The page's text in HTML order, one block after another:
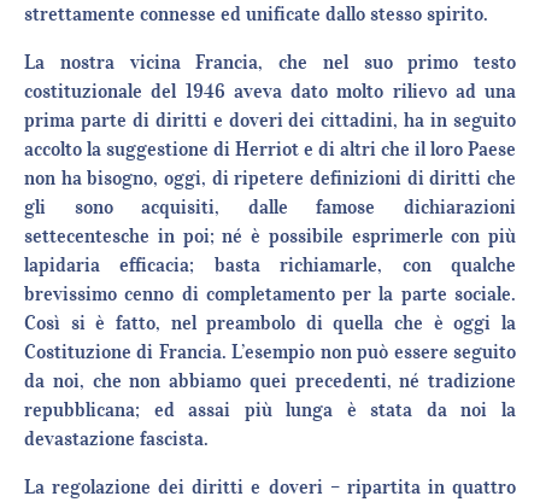
strettamente connesse ed unificate dallo stesso spirito.
La nostra vicina Francia, che nel suo primo testo
costituzionale del 1946 aveva dato molto rilievo ad una
prima parte di diritti e doveri dei cittadini, ha in seguito
accolto la suggestione di Herriot e di altri che il loro Paese
non ha bisogno, oggi, di ripetere definizioni di diritti che
gli sono acquisiti, dalle famose dichiarazioni
settecentesche in poi; né è possibile esprimerle con più
lapidaria efficacia; basta richiamarle, con qualche
brevissimo cenno di completamento per la parte sociale.
Così si è fatto, nel preambolo di quella che è oggi la
Costituzione di Francia. L’esempio non può essere seguito
da noi, che non abbiamo quei precedenti, né tradizione
repubblicana; ed assai più lunga è stata da noi la
devastazione fascista.
La regolazione dei diritti e doveri – ripartita in quattro